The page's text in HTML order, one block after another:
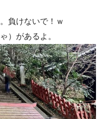
。負けないで！ｗ
）があるよ。